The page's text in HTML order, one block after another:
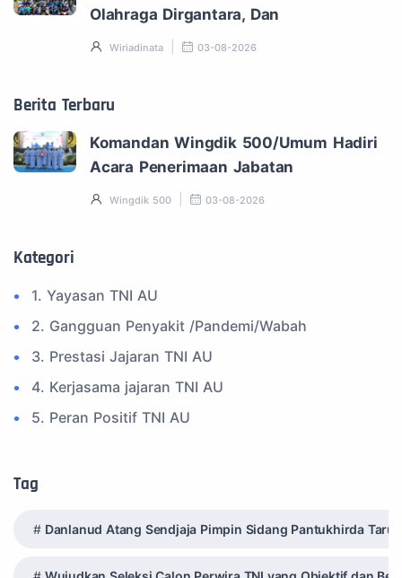
Olahraga Dirgantara, Dan
Wiriadinata 03-08-2026
Berita Terbaru
Komandan Wingdik 500/Umum Hadiri
Acara Penerimaan Jabatan
Wingdik 500 03-08-2026
Kategori
1. Yayasan TNI AU
2. Gangguan Penyakit /Pandemi/Wabah
3. Prestasi Jajaran TNI AU
4. Kerjasama jajaran TNI AU
5. Peran Positif TNI AU
7. Spam Bukan Berita TNI
9. Tni au
10. Masalah anggota TNI AU
Tag
Danlanud Atang Sendjaja Pimpin Sidang Pantukhirda